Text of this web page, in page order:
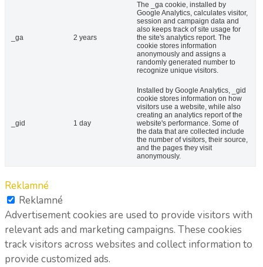
_ga 2 years
The _ga cookie, installed by
Google Analytics, calculates visitor,
session and campaign data and
also keeps track of site usage for
the site's analytics report. The
cookie stores information
anonymously and assigns a
randomly generated number to
recognize unique visitors.
_gid 1 day
Installed by Google Analytics, _gid
cookie stores information on how
visitors use a website, while also
creating an analytics report of the
website's performance. Some of
the data that are collected include
the number of visitors, their source,
and the pages they visit
anonymously.
Reklamné
Reklamné
Advertisement cookies are used to provide visitors with
relevant ads and marketing campaigns. These cookies
track visitors across websites and collect information to
provide customized ads.